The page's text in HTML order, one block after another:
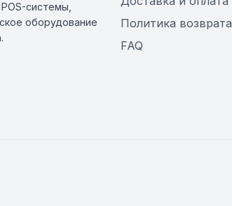
системы,
оборудование
Политика возврата
FAQ